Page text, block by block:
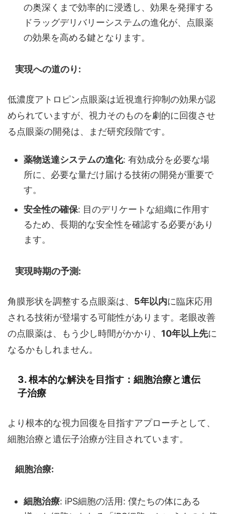
の奥深くまで効率的に浸透し、効果を発揮する
ドラッグデリバリーシステムの進化が、点眼薬
の効果を高める鍵となります。
実現への道のり:
低濃度アトロピン点眼薬は近視進行抑制の効果が認
められていますが、視力そのものを劇的に回復させ
る点眼薬の開発は、まだ研究段階です。
薬物送達システムの進化: 有効成分を必要な場
所に、必要な量だけ届ける技術の開発が重要で
す。
安全性の確保: 目のデリケートな組織に作用す
るため、長期的な安全性を確認する必要があり
ます。
実現時期の予測:
角膜形状を調整する点眼薬は、 5年以内に臨床応用
される技術が登場する可能性があります。老眼改善
の点眼薬は、もう少し時間がかかり、 10年以上先に
なるかもしれません。
3. 根本的な解決を目指す：細胞治療と遺伝
子治療
より根本的な視力回復を目指すアプローチとして、
細胞治療と遺伝子治療が注目されています。
細胞治療:
細胞治療: iPS細胞の活用: 僕たちの体にある